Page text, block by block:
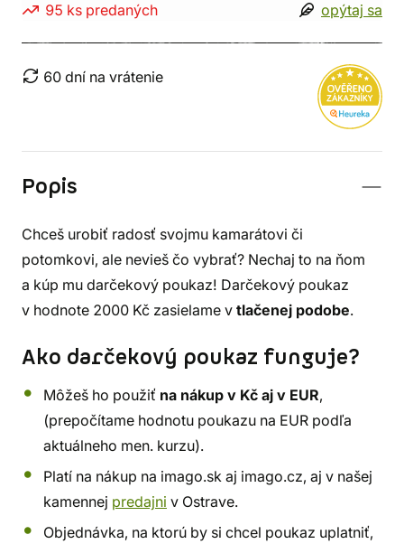
95 ks predaných opýtaj sa
60 dní na vrátenie
Popis
Chceš urobiť radosť svojmu kamarátovi či
potomkovi, ale nevieš čo vybrať? Nechaj to na ňom
a kúp mu darčekový poukaz! Darčekový poukaz
v hodnote 2000 Kč zasielame v tlačenej podobe.
Ako darčekový poukaz funguje?
Môžeš ho použiť na nákup v Kč aj v EUR,
(prepočítame hodnotu poukazu na EUR podľa
aktuálneho men. kurzu).
Platí na nákup na imago.sk aj imago.cz, aj v našej
kamennej predajni v Ostrave.
Objednávka, na ktorú by si chcel poukaz uplatniť,